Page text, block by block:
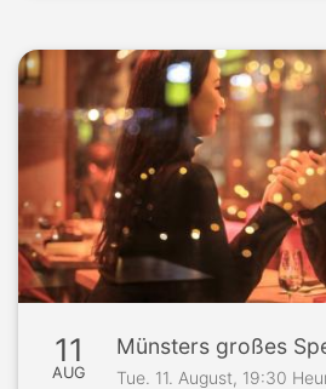
11
AUG
Münsters großes
Tue. 11. August, 19:30